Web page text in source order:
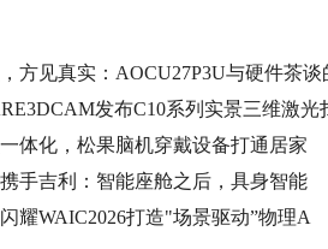
方见真实：AOCU27P3U与硬件茶谈
发布C10系列实景三维激光
体化，松果脑机穿戴设备打通居家
手吉利：智能座舱之后，具身智能
耀WAIC2026打造"场景驱动”物理A